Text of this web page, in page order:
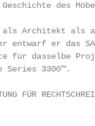
des
als Architekt als
entwarf er das
für dasselbe
Series 3300™.
FÜR